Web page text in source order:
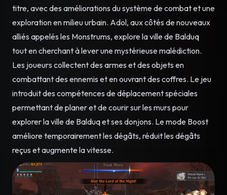
titre, avec des améliorations du système de combat et une
exploration en milieu urbain. Adol, aux côtés de nouveaux
alliés appelés les Monstrums, explore la ville de Balduq
tout en cherchant à lever une mystérieuse malédiction.
Les joueurs collectent des armes et des objets en
combattant des ennemis et en ouvrant des coffres. Le jeu
introduit des compétences de déplacement spéciales
permettant de planer et de courir sur les murs pour
explorer la ville de Balduq et ses donjons. Le mode Boost
améliore temporairement les dégâts, réduit les dégâts
reçus et augmente la vitesse.